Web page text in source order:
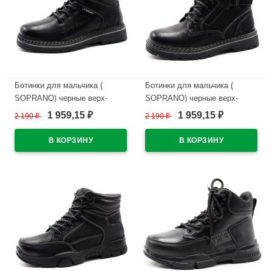
Ботинки для мальчика (
SOPRANO) черные верх-
искусственная кожа
артикул amj-B2185
2 190₽ 1 959,15 ₽
Ботинки для мальчика (
SOPRANO) черные верх-
искусственная кожа
артикул amj-B2182
2 190₽ 1 959,15 ₽